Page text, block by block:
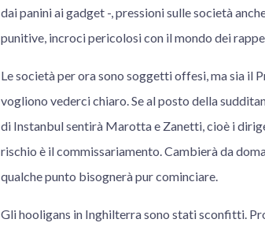
dai panini ai gadget -, pressioni sulle società
punitive, incroci pericolosi con il mondo dei
Le società per ora sono soggetti offesi, ma sia
vogliono vederci chiaro. Se al posto della
di Instanbul sentirà Marotta e Zanetti, cioè i
rischio è il commissariamento. Cambierà da
qualche punto bisognerà pur cominciare.
Gli hooligans in Inghilterra sono stati sconfitti.